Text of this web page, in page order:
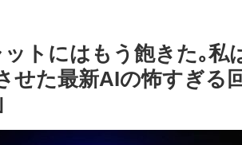
ットにはもう飽きた｡私
せた最新AIの怖すぎ